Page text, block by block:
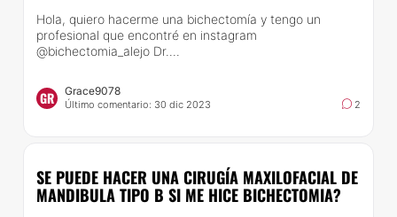
Hola, quiero hacerme una bichectomía y tengo un
profesional que encontré en instagram
@bichectomia_alejo Dr....
GR Grace9078
Último comentario: 30 dic 2023 2
SE PUEDE HACER UNA CIRUGÍA MAXILOFACIAL DE
MANDIBULA TIPO B SI ME HICE BICHECTOMIA?